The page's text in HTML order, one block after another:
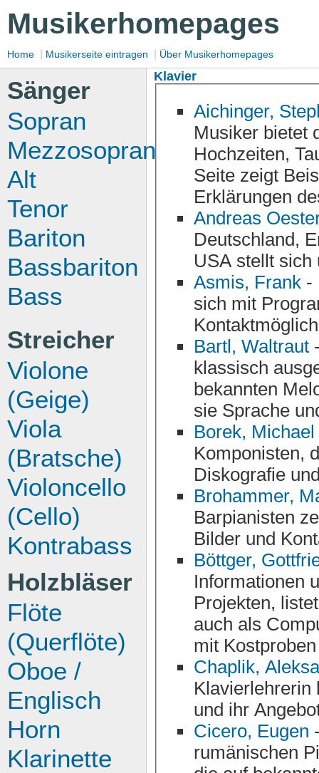
Musikerhomepages
Home Musikerseite eintragen Über Musikerhomepages
Klavier
Aichinger,
Musiker bietet die
Hochzeiten,
Seite zeigt
Andreas
Deutschland, England, der Schweiz, Frankreich und den
Asmis, Frank-
sich mit Programminfos, Bildern, Vita und
Bartl, Waltraut-
klassisch ausgebildete Pianistin literarische Texte. Mit
bekannten Melodien und
sie Sprache
Borek, Michael
Komponisten, der auch ein eigenes Label hat.
Diskografie
Brohammer,
Barpianisten
Bilder und
Böttger,
Informationen
Projekten, listet Auftrittsdaten auf und präsentiert
auch als Computer-
Chaplik,
Klavierlehrerin besitzt langjährige
und ihr
Cicero, Eugen
rumänischen Pianisten, der bekannt wurde mit Jazztiteln,
Sänger
Sopran
Mezzosopran
Alt
Tenor
Bariton
Bassbariton
Bass
Streicher
Violone
(Geige)
Viola
(Bratsche)
Violoncello
(Cello)
Kontrabass
Holzbläser
Flöte
(Querflöte)
Oboe /
Englisch
Horn
Klarinette